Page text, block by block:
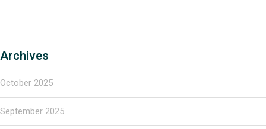
Archives
October 2025
September 2025